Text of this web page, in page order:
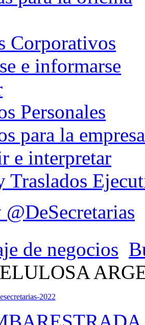
Corporativos
e informarse
Personales
para la empresa
e interpretar
Traslados
de negocios